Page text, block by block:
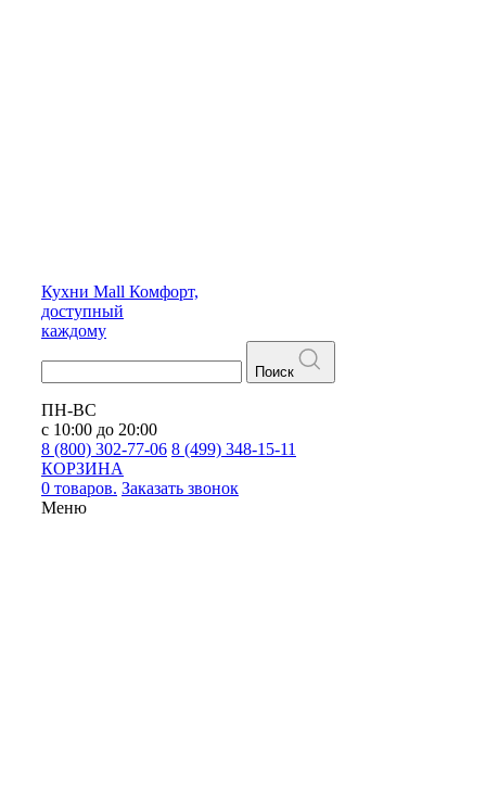
Кухни Mall Комфорт,
доступный
каждому
Поиск
ПН-ВС
с 10:00 до 20:00
8 (800) 302-77-06 8 (499) 348-15-11
КОРЗИНА
0 товаров. Заказать звонок
Меню